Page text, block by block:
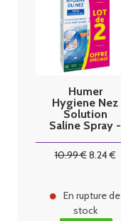
Humer
Hygiene Nez
Solution
Saline Spray -
10.99€8.24€
En rupture de
stock